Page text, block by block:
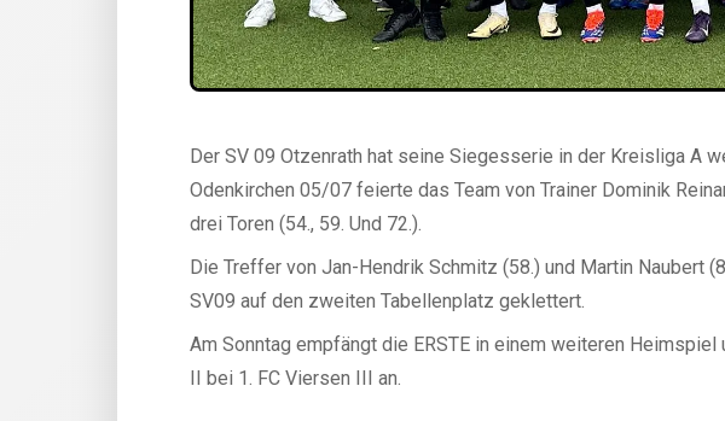
Der SV 09 Otzenrath hat seine Siegesserie in der Kreisliga A
Odenkirchen 05/07 feierte das Team von Trainer Dominik
drei Toren (54., 59. Und 72.).
Die Treffer von Jan-Hendrik Schmitz (58.) und Martin Naubert
SV09 auf den zweiten Tabellenplatz geklettert.
Am Sonntag empfängt die ERSTE in einem weiteren
II bei 1. FC Viersen III an.